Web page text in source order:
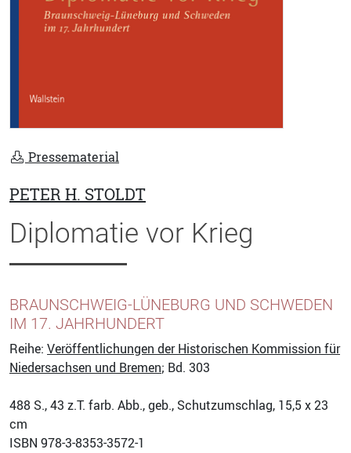
Pressematerial
PETER H. STOLDT
Diplomatie vor Krieg
BRAUNSCHWEIG-LÜNEBURG UND SCHWEDEN
IM 17. JAHRHUNDERT
Reihe: Veröffentlichungen der Historischen Kommission für
Niedersachsen und Bremen; Bd. 303
488 S., 43 z.T. farb. Abb., geb., Schutzumschlag, 15,5 x 23
cm
ISBN 978-3-8353-3572-1